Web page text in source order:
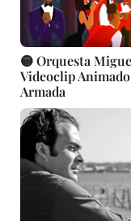
🟡 Orquesta
Videoclip
Armada